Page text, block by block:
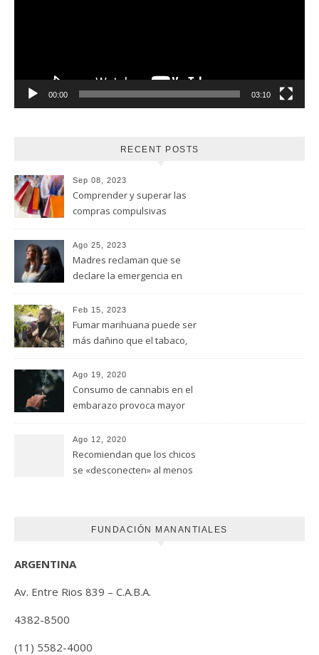
00:00 03:10
RECENT POSTS
Sep 08, 2023
Comprender y superar las
compras compulsivas
Ago 25, 2023
Madres reclaman que se
declare la emergencia en
Feb 15, 2023
Fumar marihuana puede ser
más dañino que el tabaco,
Universidad de Ottawa
Ago 19, 2020
Consumo de cannabis en el
embarazo provoca mayor
(FUNDACION MANANTIALES)
Ago 12, 2020
Recomiendan que los chicos
se «desconecten» al menos
FUNDACIÓN MANANTIALES
ARGENTINA
Av. Entre Rios 839 – C.A.B.A.
4382-8500
(11) 5582-4000